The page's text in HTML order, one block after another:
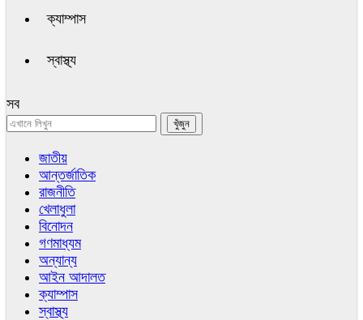
ক্যাম্পাস
স্বাস্থ্য
সব
জাতীয়
আন্তর্জাতিক
রাজনীতি
খেলাধুলা
বিনোদন
গণমাধ্যম
অন্যান্য
আইন আদালত
ক্যাম্পাস
স্বাস্থ্য